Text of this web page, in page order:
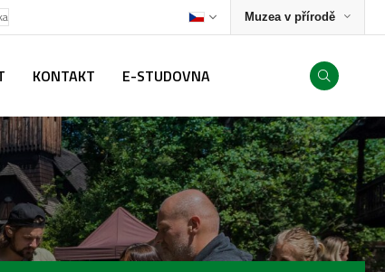
Muzea v přírodě
KONTAKT E-STUDOVNA